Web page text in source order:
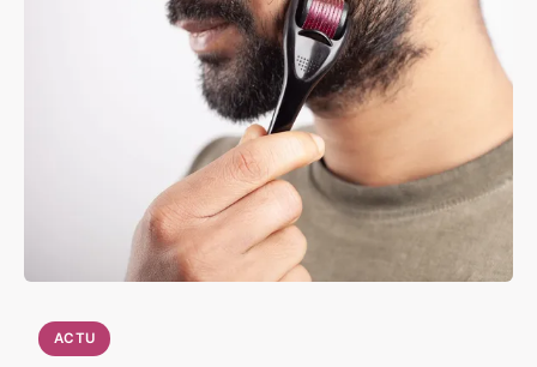
ACTU